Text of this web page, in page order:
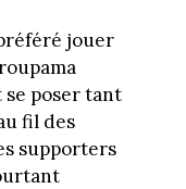
jouer
se poser tant
fil des
supporters